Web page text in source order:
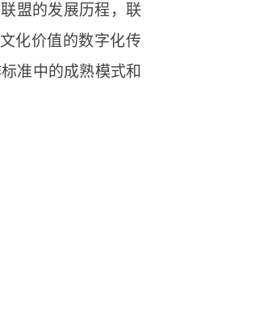
盟的发展历程，联
化价值的数字化传
准中的成熟模式和